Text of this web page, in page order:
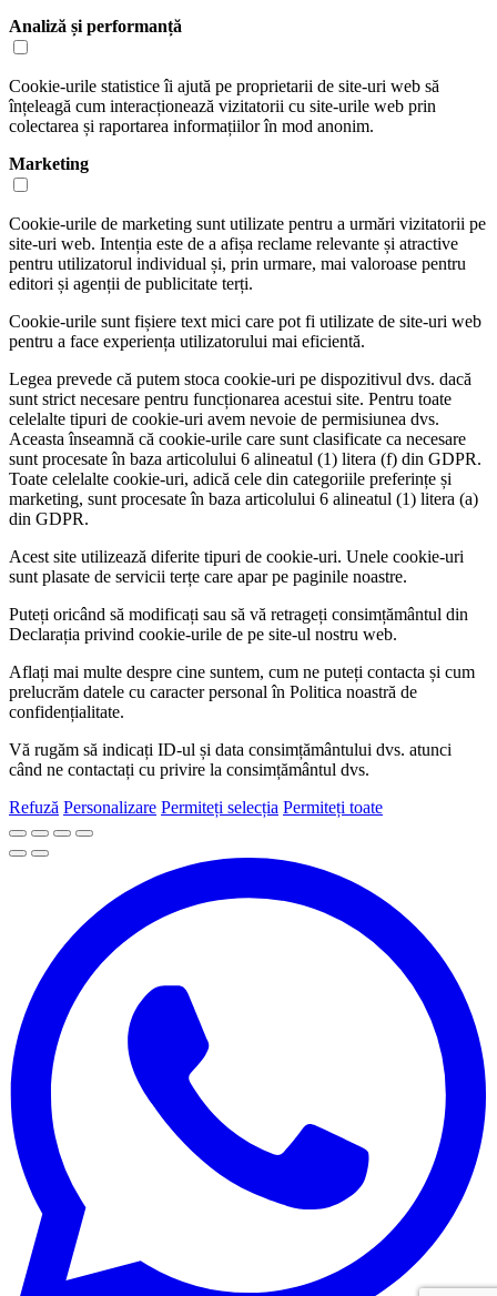
Analiză și performanță
Cookie-urile statistice îi ajută pe proprietarii de site-uri web să
înțeleagă cum interacționează vizitatorii cu site-urile web prin
colectarea și raportarea informațiilor în mod anonim.
Marketing
Cookie-urile de marketing sunt utilizate pentru a urmări vizitatorii pe
site-uri web. Intenția este de a afișa reclame relevante și atractive
pentru utilizatorul individual și, prin urmare, mai valoroase pentru
editori și agenții de publicitate terți.
Cookie-urile sunt fișiere text mici care pot fi utilizate de site-uri web
pentru a face experiența utilizatorului mai eficientă.
Legea prevede că putem stoca cookie-uri pe dispozitivul dvs. dacă
sunt strict necesare pentru funcționarea acestui site. Pentru toate
celelalte tipuri de cookie-uri avem nevoie de permisiunea dvs.
Aceasta înseamnă că cookie-urile care sunt clasificate ca necesare
sunt procesate în baza articolului 6 alineatul (1) litera (f) din GDPR.
Toate celelalte cookie-uri, adică cele din categoriile preferințe și
marketing, sunt procesate în baza articolului 6 alineatul (1) litera (a)
din GDPR.
Acest site utilizează diferite tipuri de cookie-uri. Unele cookie-uri
sunt plasate de servicii terțe care apar pe paginile noastre.
Puteți oricând să modificați sau să vă retrageți consimțământul din
Declarația privind cookie-urile de pe site-ul nostru web.
Aflați mai multe despre cine suntem, cum ne puteți contacta și cum
prelucrăm datele cu caracter personal în Politica noastră de
confidențialitate.
Vă rugăm să indicați ID-ul și data consimțământului dvs. atunci
când ne contactați cu privire la consimțământul dvs.
Refuză Personalizare Permiteți selecția Permiteți toate